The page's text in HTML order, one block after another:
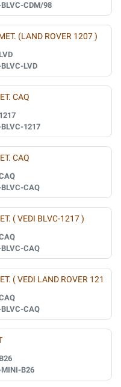
CDM/98
(LAND ROVER 1207 )
LVD
LVD
CAQ
1217
1217
CAQ
CAQ
( VEDI BLVC-1217 )
CAQ
( VEDI LAND ROVER 121
CAQ
B26
B26